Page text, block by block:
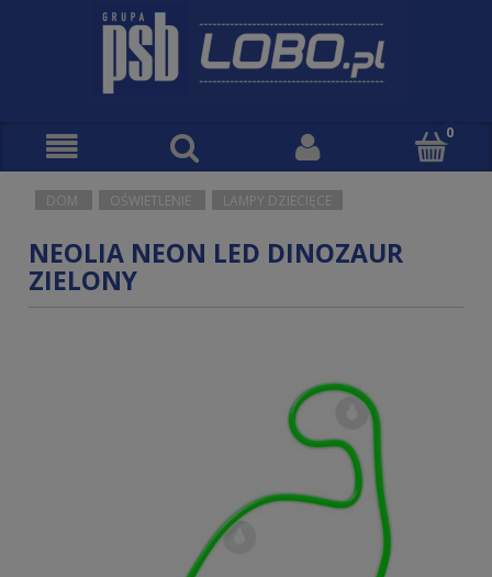
DOM OŚWIETLENIE LAMPY DZIECIĘCE
NEOLIA NEON LED DINOZAUR
ZIELONY